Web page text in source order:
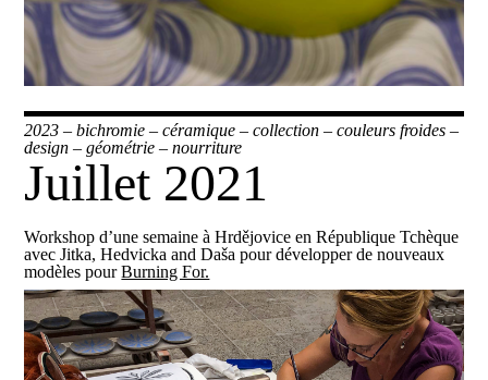
2023 –bichromie –céramique –collection –couleurs froides –
design –géométrie –nourriture
Juillet 2021
Workshop d’une semaine à Hrdějovice en République Tchèque
avec Jitka, Hedvicka and Daša pour développer de nouveaux
modèles pourBurning For.